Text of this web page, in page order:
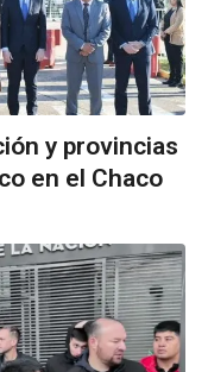
y provincias
en el Chaco